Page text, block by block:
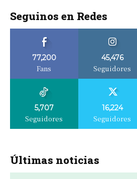
Seguinos en Redes
77,200
Fans
45,476
Seguidores
5,707
Seguidores
16,224
Seguidores
Últimas noticias